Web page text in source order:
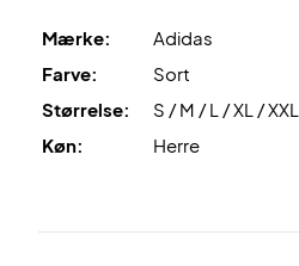
Mærke:
Adidas
Farve:
Sort
Størrelse:
S / M / L / XL / XXL
Køn:
Herre